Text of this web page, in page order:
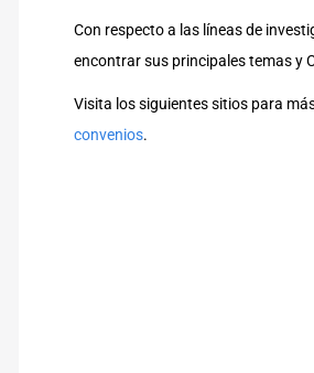
Con respecto a las líneas de
encontrar sus principales temas y
Visita los siguientes sitios para
convenios.